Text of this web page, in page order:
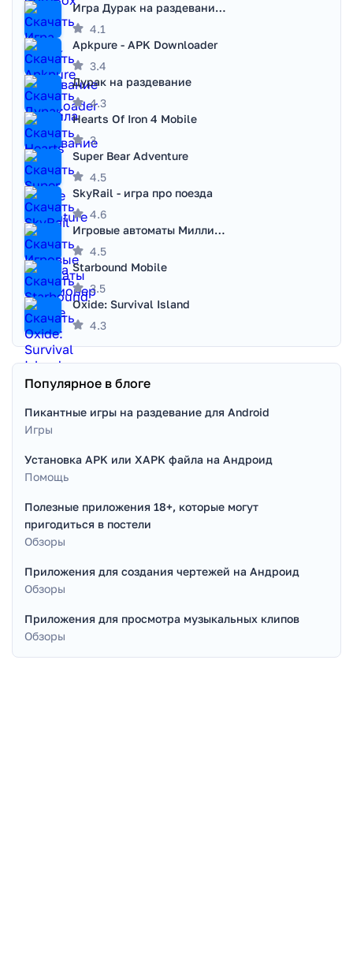
Игра Дурак на раздевание - Правила игры
4.1
Apkpure - APK Downloader
3.4
Дурак на раздевание
4.3
Hearts Of Iron 4 Mobile
3
Super Bear Adventure
4.5
SkyRail - игра про поезда
4.6
Игровые автоматы Миллионер
4.5
Starbound Mobile
3.5
Oxide: Survival Island
4.3
Популярное в блоге
Пикантные игры на раздевание для Android
Игры
Установка APK или XAPK файла на Андроид
Помощь
Полезные приложения 18+, которые могут
пригодиться в постели
Обзоры
Приложения для создания чертежей на Андроид
Обзоры
Приложения для просмотра музыкальных клипов
Обзоры